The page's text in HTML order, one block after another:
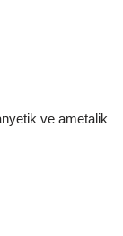
ve ametalik